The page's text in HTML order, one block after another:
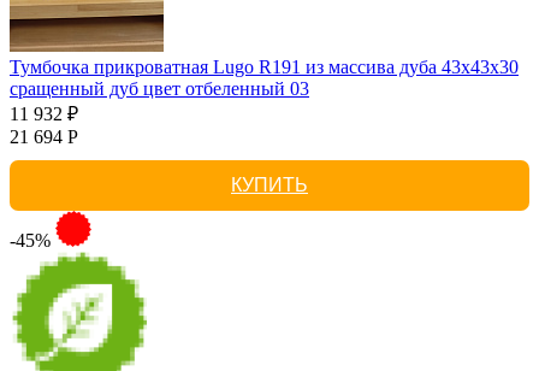
Тумбочка прикроватная Lugo R191 из массива дуба 43х43х30
сращенный дуб цвет отбеленный 03
11 932 ₽
21 694 Р
КУПИТЬ
-45%